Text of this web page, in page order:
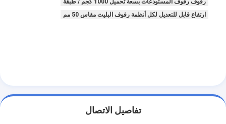
قفصات الأسلاك
ارتفاع قابل للتعديل لكل أنظمة رفوف البليت مقاس 50 مم
تفاصيل الاتصال